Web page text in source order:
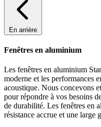
En arrière
Fenêtres en aluminium
Les fenêtres en aluminium
moderne et les performances
acoustique. Nous concevons
pour répondre à vos besoins
de durabilité. Les fenêtres en
résistance accrue et une large